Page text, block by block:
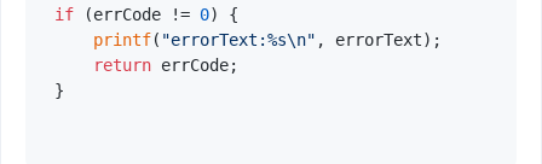
if (errCode != 0) {
printf( "errorText:%s\n" , errorText);
return errCode;
}